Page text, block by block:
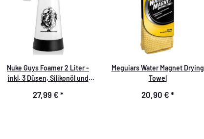
Nuke Guys Foamer 2 Liter -
inkl. 3 Düsen, Silikonöl und
Snow Foam
27,99 € *
Meguiars Water Magnet Drying
Towel
20,90 € *